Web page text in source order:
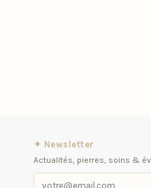
✦ Newsletter
Actualités, pierres, soins &